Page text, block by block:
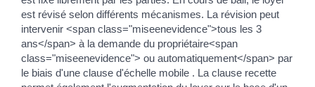
est révisé selon différents mécanismes. La révision peut
intervenir <span class="miseenevidence">tous les 3
ans</span> à la demande du propriétaire<span
class="miseenevidence"> ou automatiquement</span> par
le biais d'une clause d'échelle mobile . La clause recette